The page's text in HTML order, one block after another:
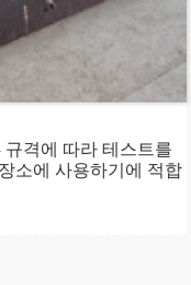
격에 따라 테스트를
소에 사용하기에 적합